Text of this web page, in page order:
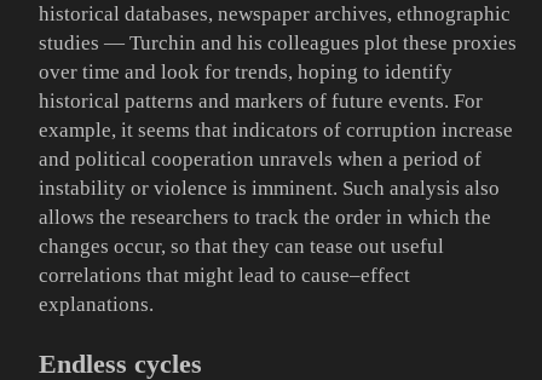
historical databases, newspaper archives, ethnographic
studies — Turchin and his colleagues plot these proxies
over time and look for trends, hoping to identify
historical patterns and markers of future events. For
example, it seems that indicators of corruption increase
and political cooperation unravels when a period of
instability or violence is imminent. Such analysis also
allows the researchers to track the order in which the
changes occur, so that they can tease out useful
correlations that might lead to cause–effect
explanations.
Endless cycles